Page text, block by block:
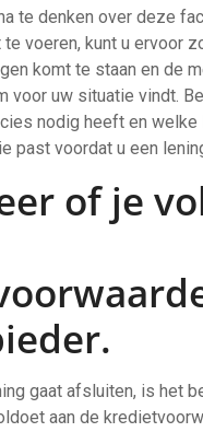
te denken over deze
voeren, kunt u ervoor
komt te staan en de
voor uw situatie vindt.
nodig heeft en
past voordat u een
of je
gaat afsluiten, is het
aan de